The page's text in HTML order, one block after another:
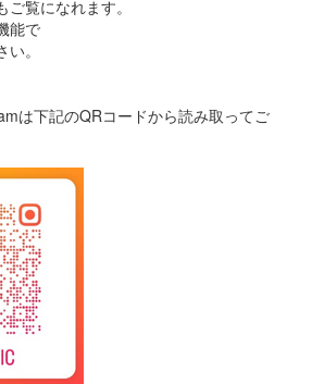
覧になれます。
能で
。
は下記のQRコードから読み取ってご